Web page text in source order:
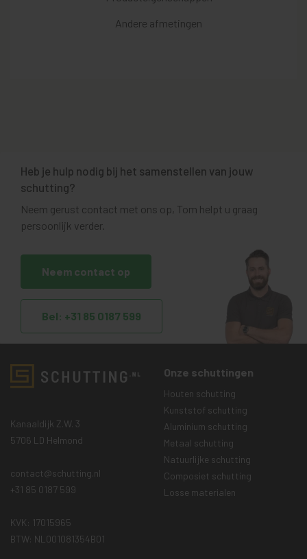
Andere afmetingen
Heb je hulp nodig bij het samenstellen van jouw
schutting?
Neem gerust contact met ons op, Tom helpt u graag
persoonlijk verder.
Neem contact op
Bel: +31 85 0187 599
Kanaaldijk Z.W. 3
5706 LD Helmond
contact@schutting.nl
+31 85 0187 599
KVK: 17015965
BTW: NL001081354B01
Onze schuttingen
Houten schutting
Kunststof schutting
Aluminium schutting
Metaal schutting
Natuurlijke schutting
Composiet schutting
Losse materialen